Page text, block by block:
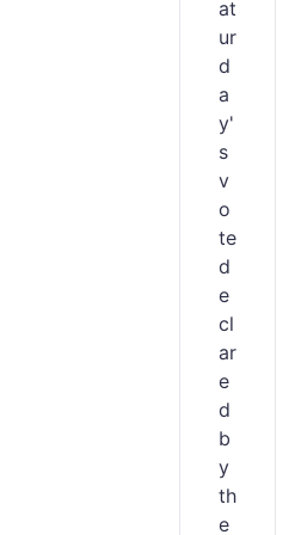
at
ur
d
a
y'
s
v
o
te
d
e
cl
ar
e
d
b
y
th
e